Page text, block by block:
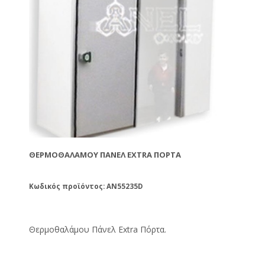
ΘΕΡΜΟΘΑΛΆΜΟΥ ΠΆΝΕΛ EXTRA ΠΌΡΤΑ
Κωδικός προϊόντος: AN55235D
Θερμοθαλάμου Πάνελ Extra Πόρτα.